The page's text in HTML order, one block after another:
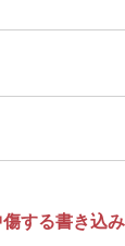
する書き込